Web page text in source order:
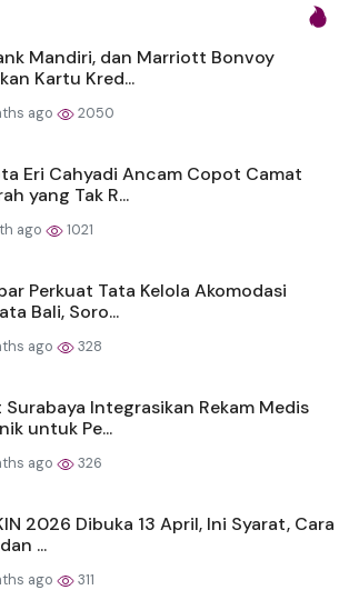
Mandiri, dan Marriott Bonvoy
Kartu Kred...
ago 2050
Eri Cahyadi Ancam Copot Camat
yang Tak R...
ago 1021
Perkuat Tata Kelola Akomodasi
Bali, Soro...
ago 328
Surabaya Integrasikan Rekam Medis
untuk Pe...
ago 326
2026 Dibuka 13 April, Ini Syarat, Cara
...
ago 311